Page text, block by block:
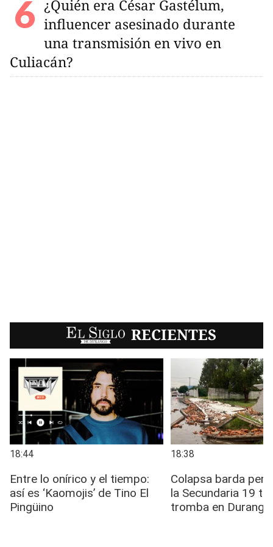
¿Quién era César Gastélum,
influencer asesinado durante
una transmisión en vivo en
Culiacán?
EL SIGLO RECIENTES